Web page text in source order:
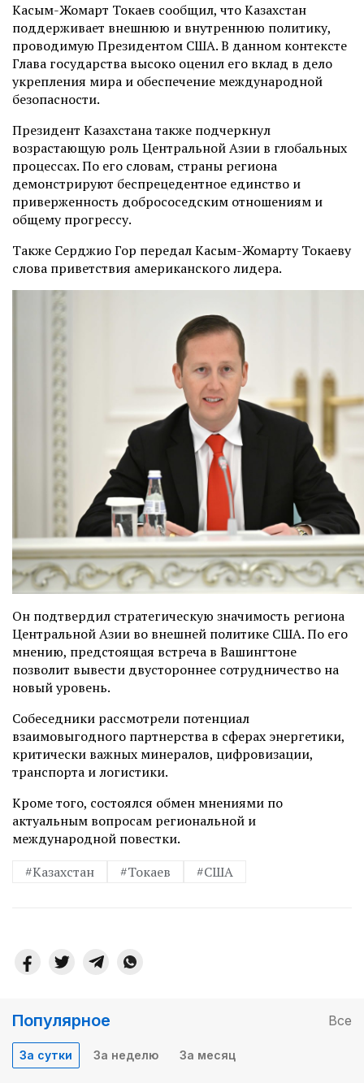
Касым-Жомарт Токаев сообщил, что Казахстан
поддерживает внешнюю и внутреннюю политику,
проводимую Президентом США. В данном контексте
Глава государства высоко оценил его вклад в дело
укрепления мира и обеспечение международной
безопасности.
Президент Казахстана также подчеркнул
возрастающую роль Центральной Азии в глобальных
процессах. По его словам, страны региона
демонстрируют беспрецедентное единство и
приверженность добрососедским отношениям и
общему прогрессу.
Также Серджио Гор передал Касым-Жомарту Токаеву
слова приветствия американского лидера.
Он подтвердил стратегическую значимость региона
Центральной Азии во внешней политике США. По его
мнению, предстоящая встреча в Вашингтоне
позволит вывести двустороннее сотрудничество на
новый уровень.
Собеседники рассмотрели потенциал
взаимовыгодного партнерства в сферах энергетики,
критически важных минералов, цифровизации,
транспорта и логистики.
Кроме того, состоялся обмен мнениями по
актуальным вопросам региональной и
международной повестки.
#Казахстан
#Токаев #США
Популярное Все
За сутки За неделю За месяц